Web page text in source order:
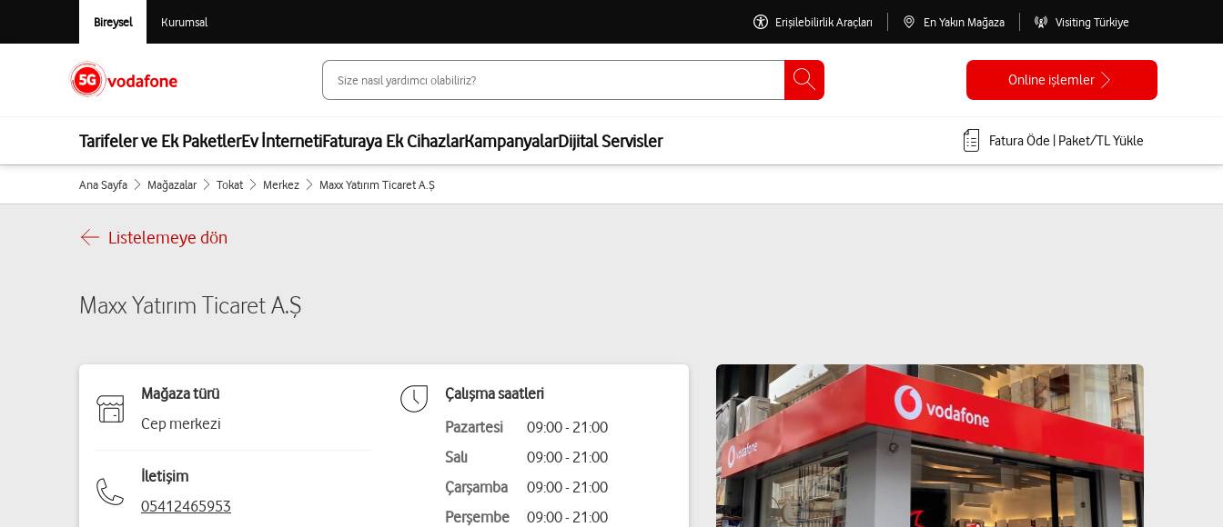
Bireysel Kurumsal Erişilebilirlik Araçları En Yakın Mağaza Visiting Türkiye
Online işlemler
Tarifeler ve Ek PaketlerEv İnternetiFaturaya Ek CihazlarKampanyalarDijital Servisler Fatura Öde | Paket/TL Yükle
Ana Sayfa Mağazalar Tokat Merkez Maxx Yatırım Ticaret A.Ş
Listelemeye dön
Maxx Yatırım Ticaret A.Ş
Mağaza türü
Cep merkezi
İletişim
05412465953
Çalışma saatleri
Pazartesi
09:00 - 21:00
Salı
09:00 - 21:00
Çarşamba
09:00 - 21:00
Perşembe
09:00 - 21:00